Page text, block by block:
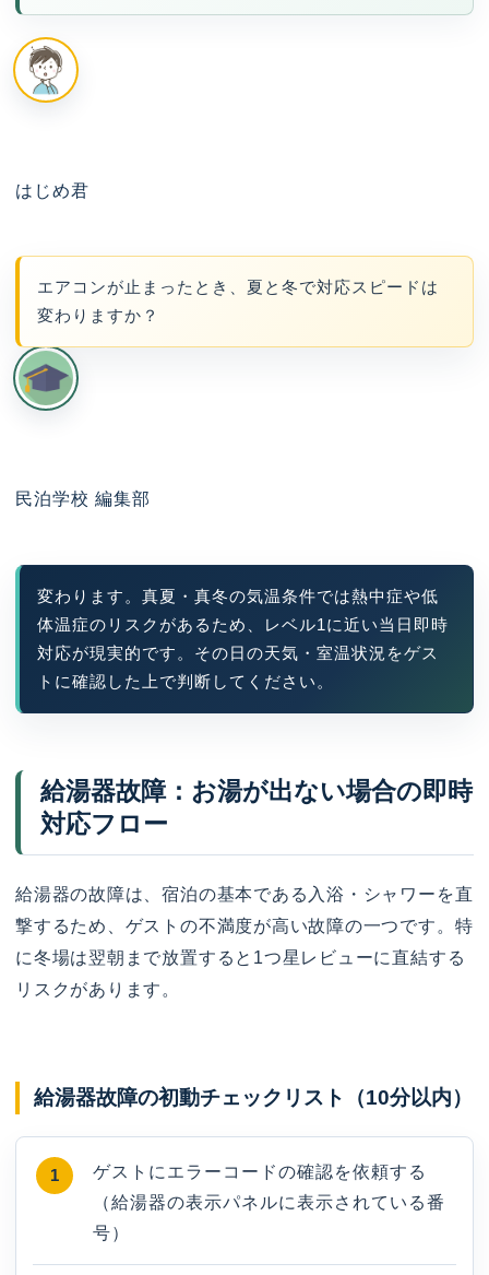
はじめ君
エアコンが止まったとき、夏と冬で対応スピードは
変わりますか？
民泊学校 編集部
変わります。真夏・真冬の気温条件では熱中症や低
体温症のリスクがあるため、レベル1に近い当日即時
対応が現実的です。その日の天気・室温状況をゲス
トに確認した上で判断してください。
給湯器故障：お湯が出ない場合の即時
対応フロー
給湯器の故障は、宿泊の基本である入浴・シャワーを直
撃するため、ゲストの不満度が高い故障の一つです。特
に冬場は翌朝まで放置すると1つ星レビューに直結する
リスクがあります。
給湯器故障の初動チェックリスト（10分以内）
ゲストにエラーコードの確認を依頼する
（給湯器の表示パネルに表示されている番
号）